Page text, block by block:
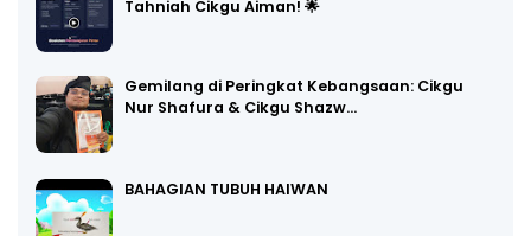
Tahniah Cikgu Aiman! 🌟
Gemilang di Peringkat Kebangsaan: Cikgu
Nur Shafura & Cikgu Shazw…
BAHAGIAN TUBUH HAIWAN